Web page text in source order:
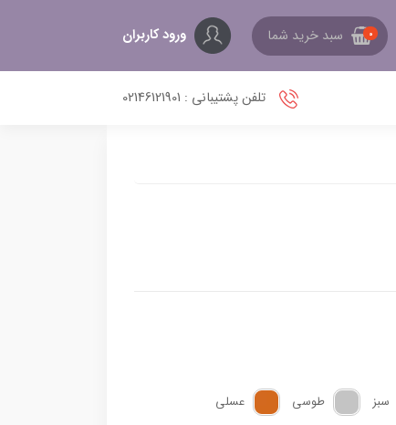
0 سبد خرید شما ورود کاربران
تلفن پشتیبانی : 02146121901
سبز طوسی عسلی